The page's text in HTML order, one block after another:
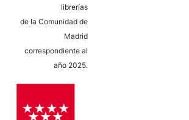
librerías
de la Comunidad de
Madrid
correspondiente al
año 2025.